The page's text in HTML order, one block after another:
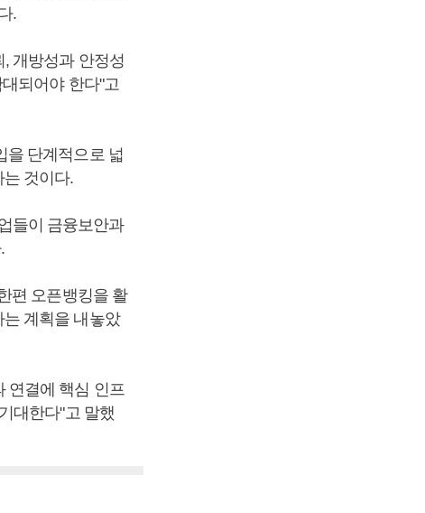
.
개방성과 안정성
되어야 한다"고
을 단계적으로 넓
것이다.
들이 금융보안과
편 오픈뱅킹을 활
계획을 내놓았
연결에 핵심 인프
대한다"고 말했